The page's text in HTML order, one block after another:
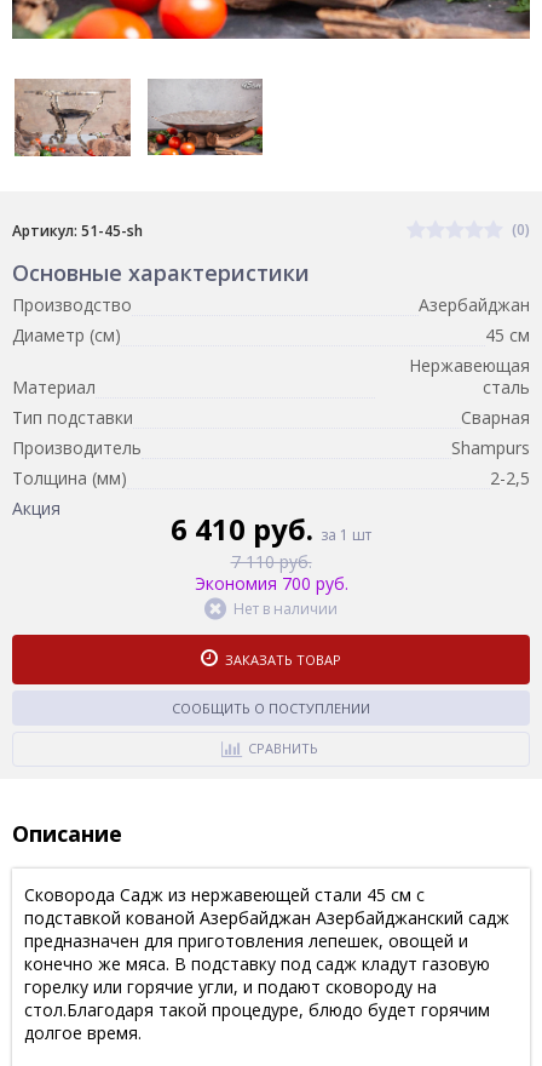
Артикул: 51-45-sh (0)
Основные характеристики
Производство
Азербайджан
Диаметр (см)
45 см
Материал
Нержавеющая
сталь
Тип подставки
Сварная
Производитель
Shampurs
Толщина (мм)
2-2,5
Акция
6 410 руб. за 1 шт
7 110 руб.
Экономия 700 руб.
Нет в наличии
ЗАКАЗАТЬ ТОВАР
СООБЩИТЬ О ПОСТУПЛЕНИИ
СРАВНИТЬ
Описание
Сковорода Садж из нержавеющей стали 45 см с
подставкой кованой Азербайджан Азербайджанский садж
предназначен для приготовления лепешек, овощей и
конечно же мяса. В подставку под садж кладут газовую
горелку или горячие угли, и подают сковороду на
стол.Благодаря такой процедуре, блюдо будет горячим
долгое время.